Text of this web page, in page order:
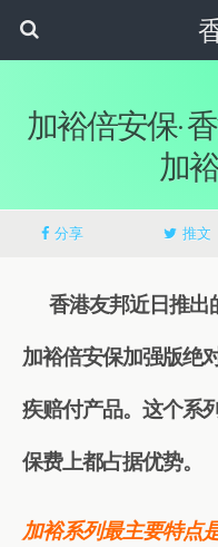
加裕倍安保·
加
分享 推文
香港友邦近日推出
加裕倍安保加强版绝
疾赔付产品。这个系
保费上都占据优势。
加裕系列最主要特点